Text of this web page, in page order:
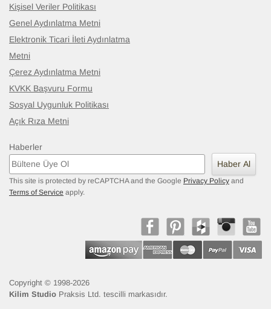
Kişisel Veriler Politikası
Genel Aydınlatma Metni
Elektronik Ticari İleti Aydınlatma
Metni
Çerez Aydınlatma Metni
KVKK Başvuru Formu
Sosyal Uygunluk Politikası
Açık Rıza Metni
Haberler
Haber Al
This site is protected by reCAPTCHA and the Google Privacy Policy and
Terms of Service apply.
Copyright © 1998-2026
Kilim Studio Praksis Ltd. tescilli markasıdır.